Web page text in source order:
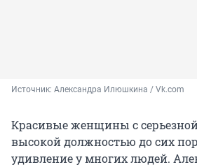
Источник: Александра Илюшкина / Vk.com
Красивые женщины с
высокой должностью до сих
удивление у многих людей.